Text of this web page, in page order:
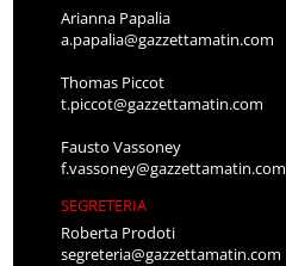
Arianna Papalia
a.papalia@gazzettamatin.com
Thomas Piccot
t.piccot@gazzettamatin.com
Fausto Vassoney
f.vassoney@gazzettamatin.com
SEGRETERIA
Roberta Prodoti
segreteria@gazzettamatin.com